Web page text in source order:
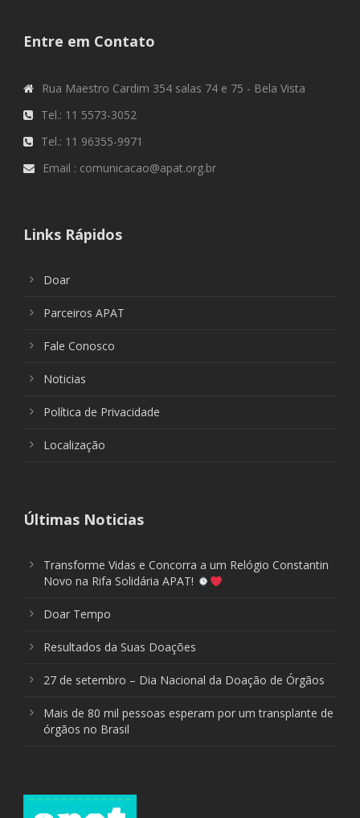
Entre em Contato
Rua Maestro Cardim 354 salas 74 e 75 - Bela Vista
Tel.: 11 5573-3052
Tel.: 11 96355-9971
Email : comunicacao@apat.org.br
Links Rápidos
Doar
Parceiros APAT
Fale Conosco
Noticias
Política de Privacidade
Localização
Últimas Noticias
Transforme Vidas e Concorra a um Relógio Constantin
Novo na Rifa Solidária APAT!
Doar Tempo
Resultados da Suas Doações
27 de setembro – Dia Nacional da Doação de Órgãos
Mais de 80 mil pessoas esperam por um transplante de
órgãos no Brasil